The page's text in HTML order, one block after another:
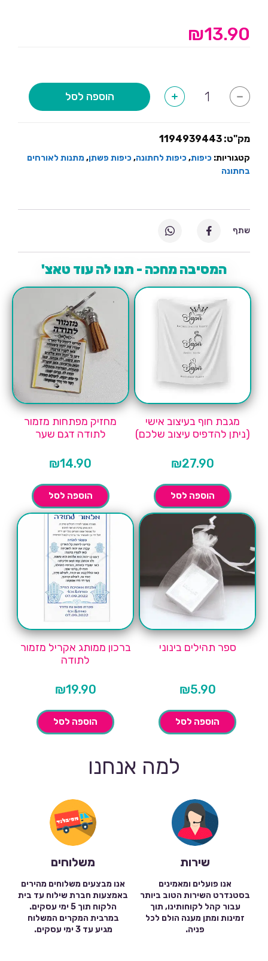
₪13.90
-
של
עם
+ הוספה לסל
מק"ט: 1194939443
קטגוריות: כיפות,כיפות לחתונה,כיפות פשתן,מתנות לאורחים
בחתונה
המסיבה מחכה - תנו לה עוד טאצ'
מגבת חוף בעיצוב אישי
(ניתן להדפיס עיצוב שלכם)
₪27.90
הוספה לסל
מחזיק מפתחות מזמור
לתודה דגם שער
₪14.90
הוספה לסל
ספר תהילים בינוני
₪5.90
הוספה לסל
ברכון ממותג אקריל מזמור
לתודה
₪19.90
הוספה לסל
שתף
למה אנחנו
שירות
אנו פועלים ומאמינים
בסטנדרט השירות הטוב ביותר
עבור קהל לקוחותינו, תוך
זמינות ומתן מענה הולם לכל
פניה.
משלוחים
אנו מבצעים משלוחים מהירים
באמצעות חברת שילוח עד בית
הלקוח תוך 5 ימי עסקים.
במרבית המקרים המשלוח
מגיע עד 3 ימי עסקים.